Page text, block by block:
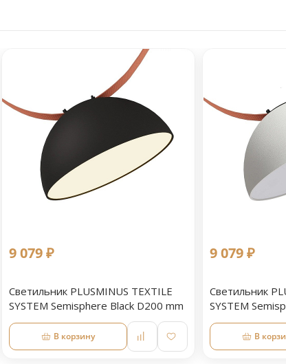
9 079 ₽
Светильник PLUSMINUS TEXTILE
SYSTEM Semisphere Black D200 mm
В корзину
9 079 ₽
Светильник
SYSTEM
В